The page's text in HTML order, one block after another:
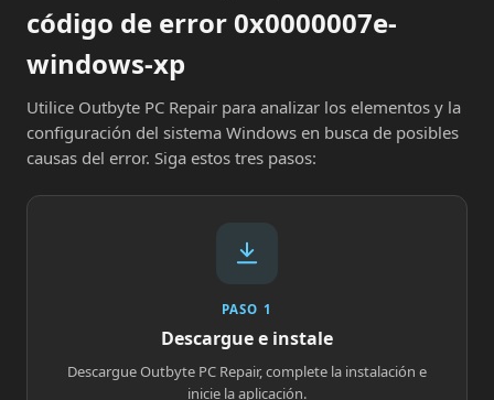
código de error 0x0000007e-
windows-xp
Utilice Outbyte PC Repair para analizar los elementos y la
configuración del sistema Windows en busca de posibles
causas del error. Siga estos tres pasos:
PASO 1
Descargue e instale
Descargue Outbyte PC Repair, complete la instalación e
inicie la aplicación.